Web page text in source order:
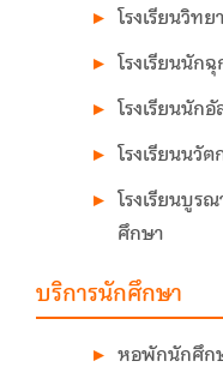
โรงเรียนวิท
โรงเรียนนัก
โรงเรียนนัก
โรงเรียนนวั
โรงเรียนบูร
ศึกษา
บริการนักศึกษา
หอพักนักศึก